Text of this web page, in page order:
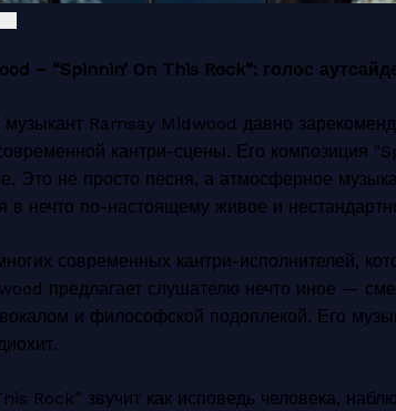
– “Spinnin’ On This Rock”: голос
музыкант Ramsay Midwood давно
кантри-сцены. Его композиция
Это не просто песня, а атмосферное
в нечто по-настоящему живое и
современных кантри-исполнителей,
предлагает слушателю нечто иное —
и философской подоплекой. Его
Rock” звучит как исповедь человека,